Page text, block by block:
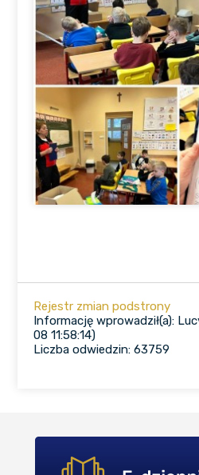
Rejestr zmian podstrony
Informację wprowadził(a):
08 11:58:14)
Liczba odwiedzin: 63759